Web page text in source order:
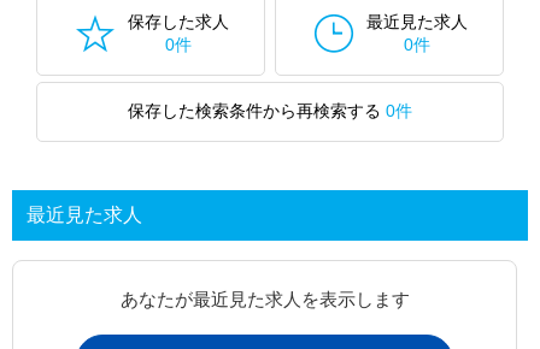
保存した求人
0件
最近見た求人
0件
保存した検索条件から再検索する 0件
最近見た求人
あなたが最近見た求人を表示します